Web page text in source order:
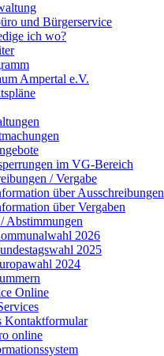
und Bürgerservice
ich wo?
Ampertal e.V.
im VG-Bereich
/ Vergabe
über Ausschreibungen
über Vergaben
Abstimmungen
2026
2025
2024
Online
Kontaktformular
online